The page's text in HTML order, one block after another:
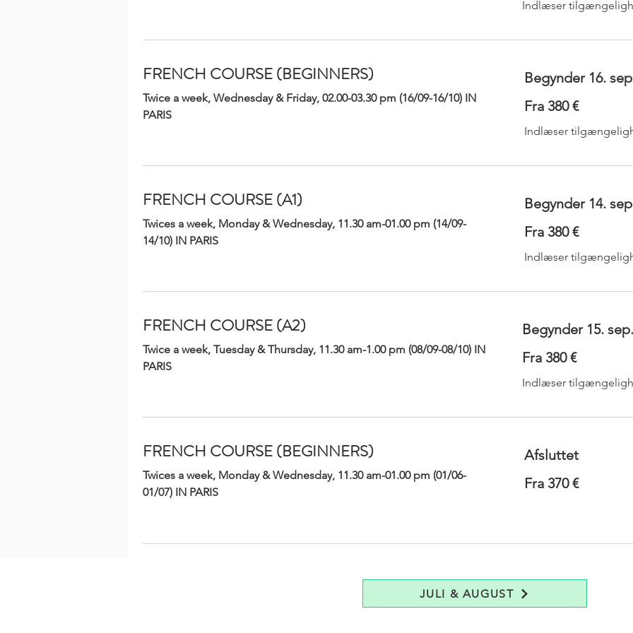
Twice a week, Wednesday & Friday, 02.00-03.30 pm (16/09-16/10) IN
PARIS
Fra
Fra 380 €
Twices a week, Monday & Wednesday, 11.30 am-01.00 pm (14/09-
14/10) IN PARIS
Fra
Fra 380 €
Twice a week, Tuesday & Thursday, 11.30 am-1.00 pm (08/09-08/10) IN
PARIS
Fra
Fra 380 €
Indlæser
FRENCH COURSE (BEGINNERS)
Twice a week, Wednesday & Friday, 02.00-03.30 pm (16/09-16/10) IN
PARIS
Begynder 16.
380
euro
Fra 380 €
Indlæser
FRENCH COURSE (A1)
Twices a week, Monday & Wednesday, 11.30 am-01.00 pm (14/09-
14/10) IN PARIS
Begynder 14.
380
euro
Fra 380 €
Indlæser
FRENCH COURSE (A2)
Twice a week, Tuesday & Thursday, 11.30 am-1.00 pm (08/09-08/10) IN
PARIS
Begynder 15. sep.
380
euro
Fra 380 €
Indlæser
FRENCH COURSE (BEGINNERS)
Twices a week, Monday & Wednesday, 11.30 am-01.00 pm (01/06-
01/07) IN PARIS
Afsluttet
370
euro
Fra 370 €
JULI & AUGUST